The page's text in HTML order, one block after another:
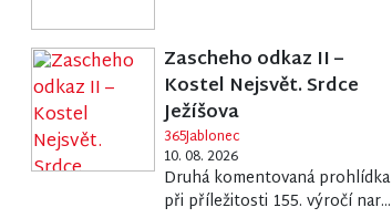
Zascheho odkaz II –
Kostel Nejsvět. Srdce
Ježíšova
365Jablonec
10. 08. 2026
Druhá komentovaná prohlídka
při příležitosti 155. výročí nar...